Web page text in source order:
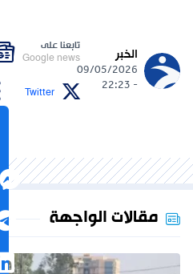
الخبر
09/05/2026
- 22:23
تابعنا على
Google news
Twitter
مقالات الواجهة